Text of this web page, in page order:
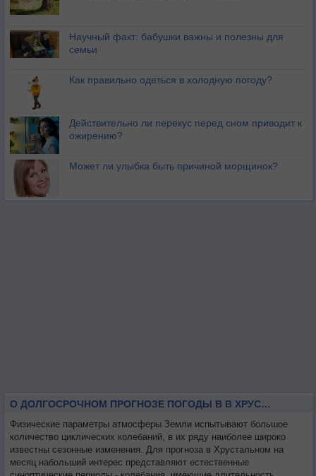
Научный факт: бабушки важны и полезны для
семьи
Как правильно одеться в холодную погоду?
Действительно ли перекус перед сном приводит к
ожирению?
Может ли улыбка быть причиной морщинок?
О ДОЛГОСРОЧНОМ ПРОГНОЗЕ ПОГОДЫ В В ХРУСТАЛЬНОМ НА МЕСЯЦ
Физические параметры атмосферы Земли испытывают большое
количество циклических колебаний, в их ряду наиболее широко
известны сезонные изменения. Для прогноза в Хрустальном на
месяц набольший интерес представляют естественные